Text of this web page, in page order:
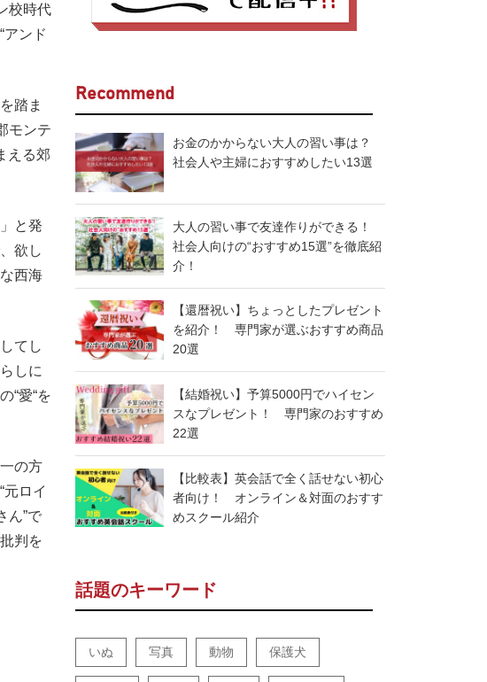
校時代
ンド
踏ま
モンテ
える郊
と発
欲し
西海
てし
しに
“愛“を
の方
ロイ
ん”で
判を
Recommend
お金のかからない大人の習い事は？
社会人や主婦におすすめしたい13選
大人の習い事で友達作りができる！
社会人向けの“おすすめ15選”を徹底紹
介！
【還暦祝い】ちょっとしたプレゼント
を紹介！ 専門家が選ぶおすすめ商品
20選
【結婚祝い】予算5000円でハイセン
スなプレゼント！ 専門家のおすすめ
22選
【比較表】英会話で全く話せない初心
者向け！ オンライン＆対面のおすす
めスクール紹介
話題のキーワード
いぬ 写真 動物 保護犬